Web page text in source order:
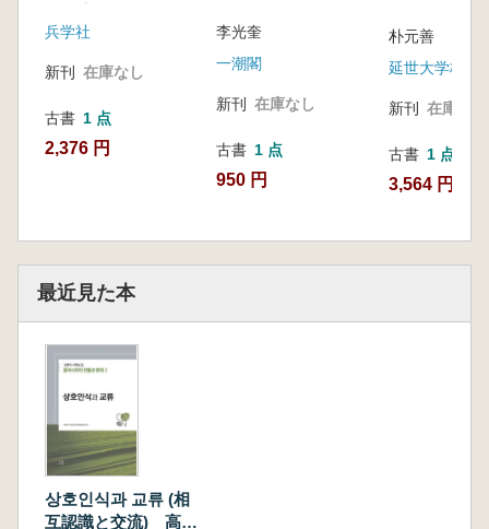
녹촌 고병익 선생의 학문적 정수를 집대성하다!
시아의 고금을 회통(會通)하는 정밀한 연구를 통
해 정립되었다. 그러나 그 궁극적 관심과 역사관,
의 문제를 역사적으로 분석한 비논문 형식의 논
설이나 사론(史論)에서 더 분명히 드러난다. 선생
의 궁극적 목표는 우리의 현재를 동아시아 전통
의 역사적 형성과 그 근대적 변용 과정 속에서 이
해하고, 그것을 바탕으로 현재의 문제를 해결하
고 나아가 바람직한 동아시아의 미래상을 모색
하는 것이었다. 그러므로 그의 ‘동아시아 역사
상’은 ‘한국의 역사와 현재’를 찾는 커다란 바탕
그림이었다. 이것은 곧 한국 동아시아사 연구의
올바른 의미와 방향이었다”(이성규)
兵学社
新刊 在庫なし
古書 1 点
2,376 円
李光奎
一潮閣
新刊 在庫なし
古書 1 点
950 円
朴元善
延世大学校出
新刊 在庫なし
古書 1 点
3,564 円
最近見た本
상호인식과 교류 (相
互認識と交流) 高柄